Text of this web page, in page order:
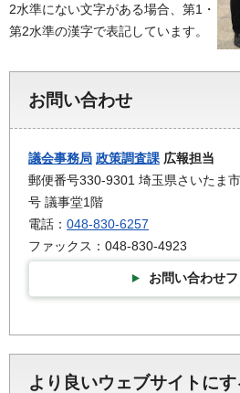
2水準にない文字がある場合、第1・
第2水準の漢字で表記しています。
お問い合わせ
議会事務局 政策調査課 広報担当
郵便番号330-9301 埼玉県さいたま
号 議事堂1階
電話： 048-830-6257
ファックス：048-830-4923
お問い合わせ
より良いウェブサイトに